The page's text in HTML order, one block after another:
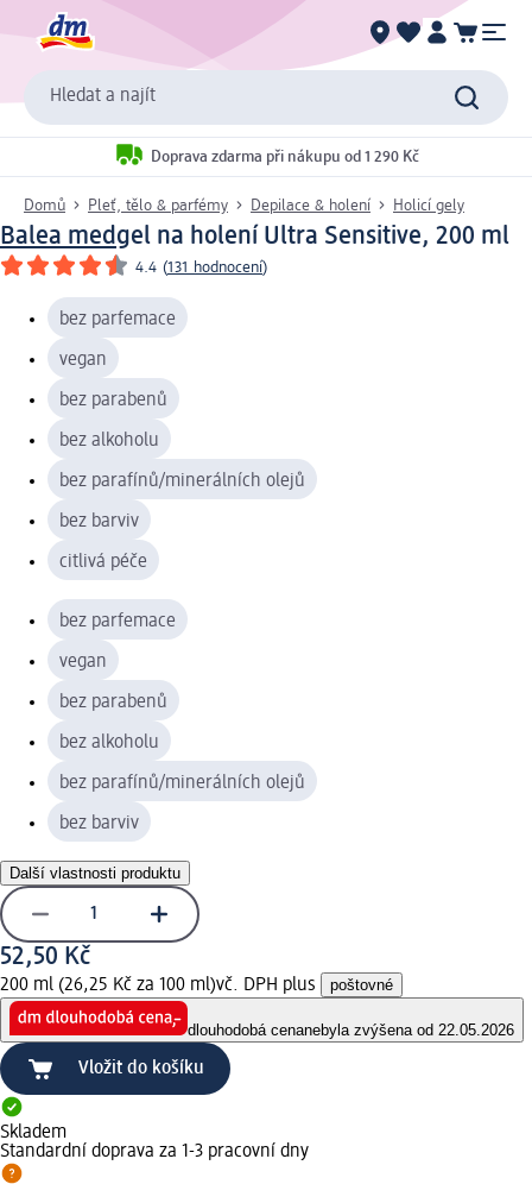
Hledat a najít
Doprava zdarma při nákupu od 1 290 Kč
Domů Pleť, tělo & parfémy Depilace & holení Holicí gely
Balea medgel na holení Ultra Sensitive, 200 ml
4.4 (131 hodnocení)
bez parfemace
vegan
bez parabenů
bez alkoholu
bez parafínů/minerálních olejů
bez barviv
citlivá péče
bez parfemace
vegan
bez parabenů
bez alkoholu
bez parafínů/minerálních olejů
bez barviv
Další vlastnosti produktu
52,50 Kč
200 ml (26,25 Kč za 100 ml)vč. DPH plus poštovné
dlouhodobá cenanebyla zvýšena od 22.05.2026
Vložit do košíku
Skladem
Standardní doprava za 1-3 pracovní dny